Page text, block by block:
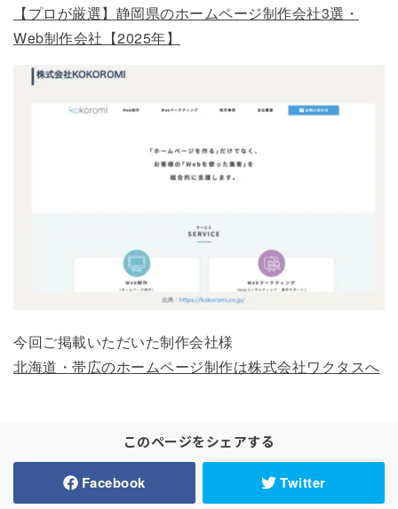
【プロが厳選】静岡県のホームページ制作会社3選・
Web制作会社【2025年】
今回ご掲載いただいた制作会社様
北海道・帯広のホームページ制作は株式会社ワクタスへ
このページをシェアする
Facebook Twitter